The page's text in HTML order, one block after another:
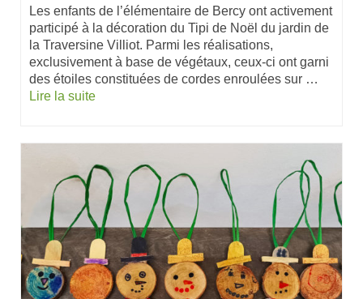
Les enfants de l’élémentaire de Bercy ont activement
participé à la décoration du Tipi de Noël du jardin de
la Traversine Villiot. Parmi les réalisations,
exclusivement à base de végétaux, ceux-ci ont garni
des étoiles constituées de cordes enroulées sur …
Lire la suite